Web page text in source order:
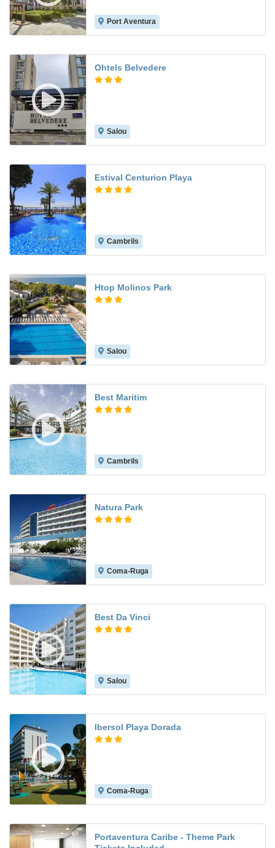
Port Aventura
Ohtels Belvedere
Salou
Estival Centurion Playa
Cambrils
Htop Molinos Park
Salou
Best Maritim
Cambrils
Natura Park
Coma-Ruga
Best Da Vinci
Salou
Ibersol Playa Dorada
Coma-Ruga
Portaventura Caribe - Theme Park